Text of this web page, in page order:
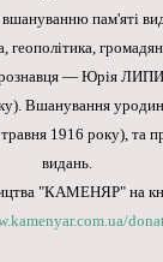
пам'яті
геополітика,
— Юрія
Вшанування уродин
1916 року), та
видань.
"КАМЕНЯР" на